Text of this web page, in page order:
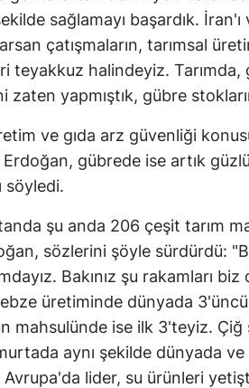
sağlamayı başardık.
çatışmaların, tarımsal
teyakkuz halindeyiz.
zaten yapmıştık, gübre
ve gıda arz güvenliği
gübrede ise artık
söyledi.
şu anda 206 çeşit tarım
sözlerini şöyle sürdürdü:
Bakınız şu rakamları
üretiminde dünyada
mahsulünde ise ilk 3'teyiz. Çiğ
aynı şekilde dünyada ve
lider, su ürünleri